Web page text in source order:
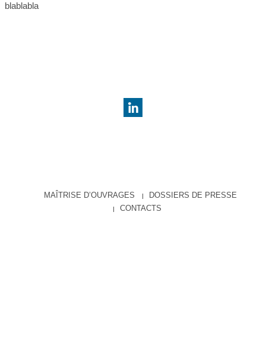
blablabla
MAÎTRISE D’OUVRAGES
DOSSIERS DE PRESSE
CONTACTS